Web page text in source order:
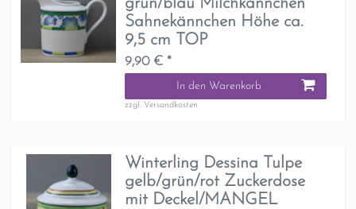
grün/blau Milchkännchen
Sahnekännchen Höhe ca.
9,5 cm TOP
9,90 € *
In den Warenkorb
zzgl. Versandkosten
Winterling Dessina Tulpe
gelb/grün/rot Zuckerdose
mit Deckel/MANGEL